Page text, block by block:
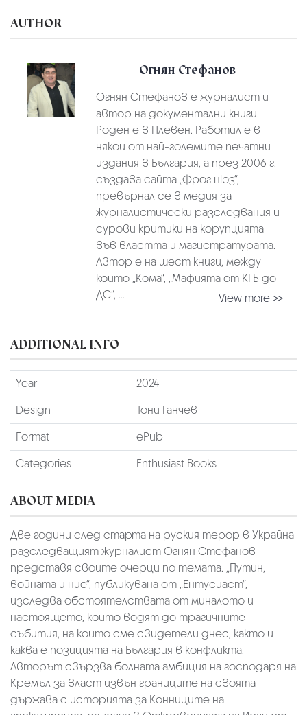
AUTHOR
Огнян Стефанов
Огнян Стефанов е журналист и
автор на документални книги.
Роден е в Плевен. Работил е в
някои от най-големите печатни
издания в България, а през 2006 г.
създава сайта „Фрог нюз“,
превърнал се в медия за
журналистически разследвания и
сурови критики на корупцията
във властта и магистратурата.
Автор е на шест книги, между
които „Кома“, „Мафията от КГБ до
ДС“, ...
View more >>
ADDITIONAL INFO
Year
2024
Design
Тони Ганчев
Format
ePub
Categories
Enthusiast Books
ABOUT MEDIA
Две години след старта на руския терор в Украйна
разследващият журналист Огнян Стефанов
представя своите очерци по темата. „Путин,
войната и ние“, публикувана от „Ентусиаст“,
изследва обстоятелствата от миналото и
настоящето, които водят до трагичните
събития, на които сме свидетели днес, както и
каква е позицията на България в конфликта.
Авторът свързва болната амбиция на господаря на
Кремъл за власт извън границите на своята
държава с историята за Конниците на